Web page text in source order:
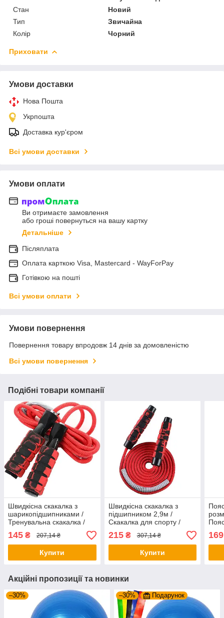
Стан
Новий
Тип
Звичайна
Колір
Чорний
Приховати
Умови доставки
Нова Пошта
Укрпошта
Доставка кур'єром
Всі умови доставки
Умови оплати
Ви отримаєте замовлення
або гроші повернуться на вашу картку
Детальніше
Післяплата
Оплата карткою Visa, Mastercard - WayForPay
Готівкою на пошті
Всі умови оплати
Умови повернення
Повернення товару впродовж 14 днів за домовленістю
Всі умови повернення
Подібні товари компанії
Швидкісна скакалка з
шарикопідшипниками /
Тренувальна скакалка /
Скакалка для тренувань
145 ₴ 207,14 ₴
Купити
Швидкісна скакалка з
підшипником 2,9м /
Скакалка для спорту /
Скакалка для тренувань
215₴ 307,14 ₴
Купити
для
169
Акційні пропозиції та новинки
–30% –30% Подарунок